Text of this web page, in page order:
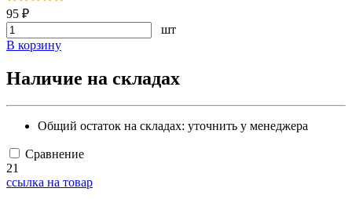
95 ₽
шт
В корзину
Наличие на складах
Общий остаток на складах: уточнить у менеджера
Сравнение
21
ссылка на товар